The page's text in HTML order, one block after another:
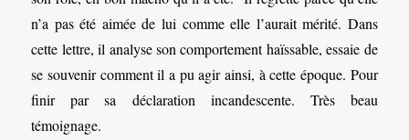
n’a pas été aimée de lui comme elle l’aurait mérité. Dans
cette lettre, il analyse son comportement haïssable, essaie de
se souvenir comment il a pu agir ainsi, à cette époque. Pour
finir par sa déclaration incandescente. Très beau
témoignage.